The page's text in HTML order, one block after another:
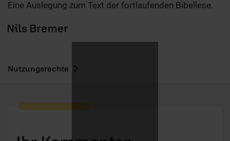
Eine Auslegung zum Text der fortlaufenden Bibellese.
Nils Bremer
Nutzungsrechte